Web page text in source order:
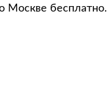
Москве бесплатно.